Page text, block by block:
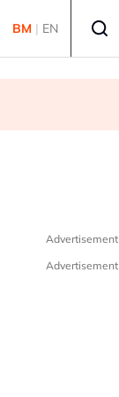
BM | EN
Advertisement
Advertisement